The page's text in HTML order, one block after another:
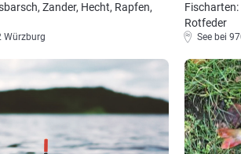
Zander, Hecht, Rapfen,
Würzburg
Rotfeder
See bei